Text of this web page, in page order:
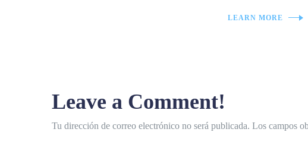
LEARN MORE
Leave a Comment!
Tu dirección de correo electrónico no será publicada. Los campos